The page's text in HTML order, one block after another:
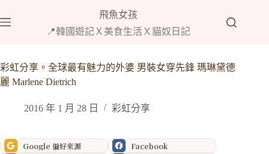
至
內
容
飛魚女孩
📍韓國遊記Ｘ美食生活Ｘ貓奴日記
彩虹分享。全球最有魅力的外婆 男裝女穿先鋒 瑪琳黛德
麗 Marlene Dietrich
2016 年 1 月 28 日 彩虹分享
Google 偏好來源
Facebook